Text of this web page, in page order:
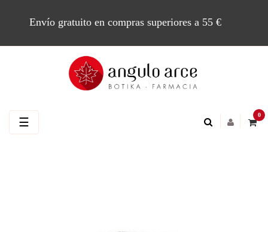
Envío gratuito en compras superiores a 55 €
0
Navegación
☰